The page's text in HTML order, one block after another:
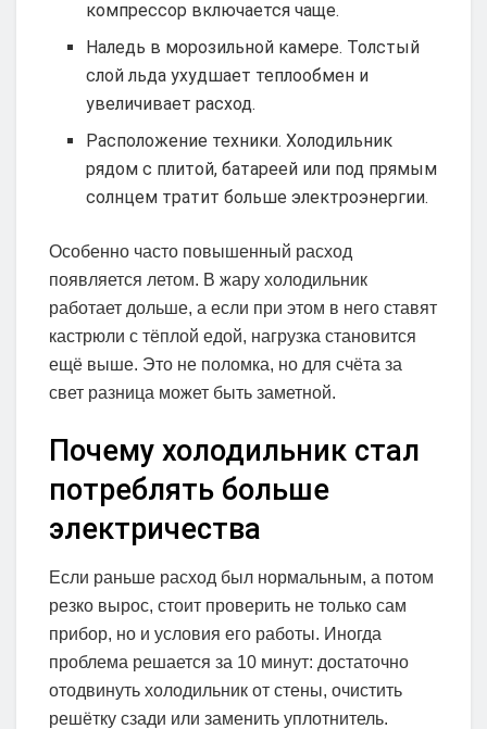
компрессор включается чаще.
Наледь в морозильной камере. Толстый
слой льда ухудшает теплообмен и
увеличивает расход.
Расположение техники. Холодильник
рядом с плитой, батареей или под прямым
солнцем тратит больше электроэнергии.
Особенно часто повышенный расход
появляется летом. В жару холодильник
работает дольше, а если при этом в него ставят
кастрюли с тёплой едой, нагрузка становится
ещё выше. Это не поломка, но для счёта за
свет разница может быть заметной.
Почему холодильник стал
потреблять больше
электричества
Если раньше расход был нормальным, а потом
резко вырос, стоит проверить не только сам
прибор, но и условия его работы. Иногда
проблема решается за 10 минут: достаточно
отодвинуть холодильник от стены, очистить
решётку сзади или заменить уплотнитель.